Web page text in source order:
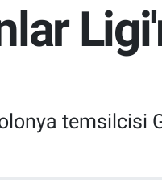
temsilcisi